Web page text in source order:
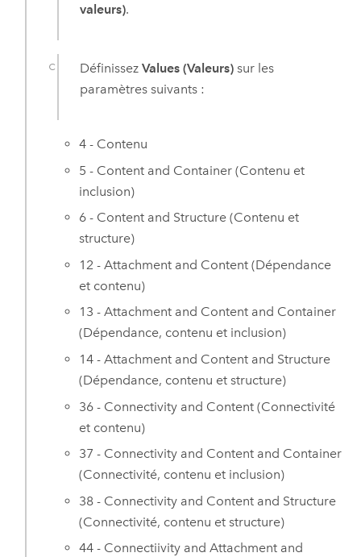
valeurs).
DéfinissezValues (Valeurs) sur les
paramètres suivants :
4 - Contenu
5 - Content and Container (Contenu et
inclusion)
6 - Content and Structure (Contenu et
structure)
12 - Attachment and Content (Dépendance
et contenu)
13 - Attachment and Content and Container
(Dépendance, contenu et inclusion)
14 - Attachment and Content and Structure
(Dépendance, contenu et structure)
36 - Connectivity and Content (Connectivité
et contenu)
37 - Connectivity and Content and Container
(Connectivité, contenu et inclusion)
38 - Connectivity and Content and Structure
(Connectivité, contenu et structure)
44 - Connectiivity and Attachment and